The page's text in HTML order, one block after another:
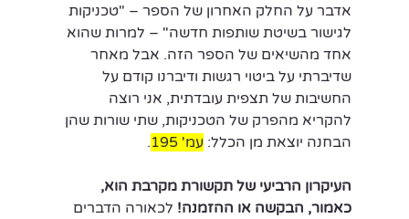
אדבר על החלק האחרון של הספר – "טכניקות
לגישור בשיטת שותפות חדשה" – למרות שהוא
אחד מהשיאים של הספר הזה. אבל מאחר
שדיברתי על ביטוי רגשות ודיברנו קודם על
החשיבות של תצפית עובדתית, אני רוצה
להקריא מהפרק של הטכניקות, שתי שורות שהן
הבחנה יוצאת מן הכלל: עמ' 195 .
העיקרון הרביעי של תקשורת מקרבת הוא,
כאמור, הבקשה או ההזמנה! לכאורה הדברים